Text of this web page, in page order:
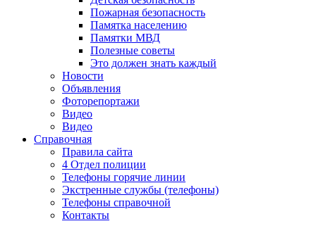
Пожарная безопасность
Памятка населению
Памятки МВД
Полезные советы
Это должен знать каждый
Новости
Объявления
Фоторепортажи
Видео
Видео
Справочная
Правила сайта
4 Отдел полиции
Телефоны горячие линии
Экстренные службы (телефоны)
Телефоны справочной
Контакты